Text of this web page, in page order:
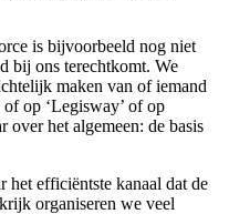
is bijvoorbeeld nog niet
bij ons terechtkomt. We
maken van of iemand
op ‘Legisway’ of op
over het algemeen: de basis
efficiëntste kanaal dat de
organiseren we veel